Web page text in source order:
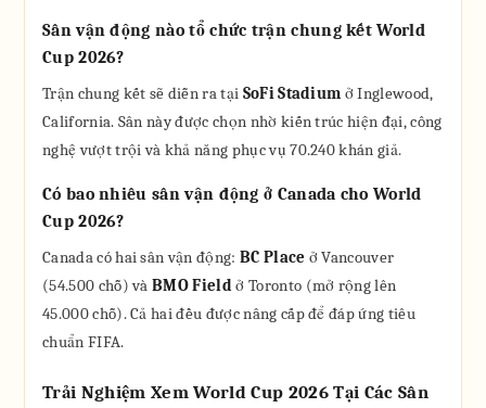
Sân vận động nào tổ chức trận chung kết World
Cup 2026?
Trận chung kết sẽ diễn ra tại SoFi Stadium ở Inglewood,
California. Sân này được chọn nhờ kiến trúc hiện đại, công
nghệ vượt trội và khả năng phục vụ 70.240 khán giả.
Có bao nhiêu sân vận động ở Canada cho World
Cup 2026?
Canada có hai sân vận động: BC Place ở Vancouver
(54.500 chỗ) vàBMO Field ở Toronto (mở rộng lên
45.000 chỗ). Cả hai đều được nâng cấp để đáp ứng tiêu
chuẩn FIFA.
Trải Nghiệm Xem World Cup 2026 Tại Các Sân